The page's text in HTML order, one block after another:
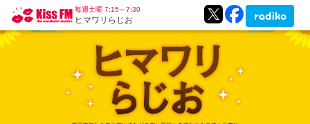
毎週土曜 7:15～7:30
ヒマワリらじお